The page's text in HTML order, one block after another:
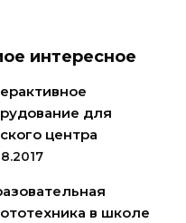
интересное
для
центра
в школе